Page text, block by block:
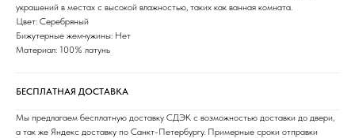
украшений в местах с высокой влажностью, таких как ванная комната.
Цвет: Серебряный
Бижутерные жемчужины: Нет
Материал: 100% латунь
БЕСПЛАТНАЯ ДОСТАВКА
Мы предлагаем бесплатную доставку СДЭК с возможностью доставки до двери,
а так же Яндекс доставку по Санкт-Петербургу. Примерные сроки отправки